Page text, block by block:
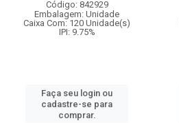
Código: 842929
Embalagem: Unidade
Caixa Com: 120 Unidade(s)
IPI: 9.75%
Faça seu login ou
cadastre-se para
comprar.